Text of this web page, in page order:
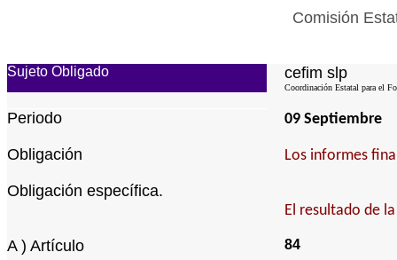
Comisión
Sujeto Obligado cefim slp
Coordinación Estatal para el
Periodo 09 Septiembre
Obligación Los informes
Obligación específica.
El resultado de
A ) Artículo 84